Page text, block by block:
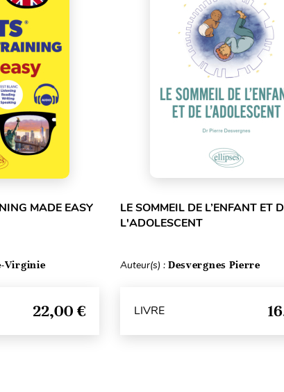
MADE EASY
Virginie
22,00 €
LE SOMMEIL DE L’ENFANT ET
L'ADOLESCENT
Auteur(s) : Desvergnes Pierre
LIVRE